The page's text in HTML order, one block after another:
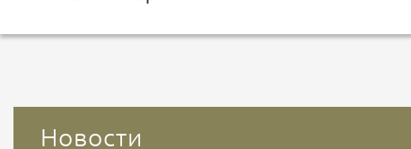
Новости